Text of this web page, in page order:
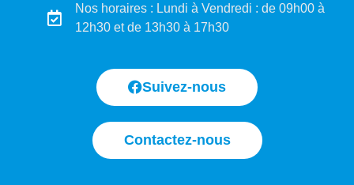
Nos horaires : Lundi à Vendredi : de 09h00 à
12h30 et de 13h30 à 17h30
Suivez-nous
Contactez-nous